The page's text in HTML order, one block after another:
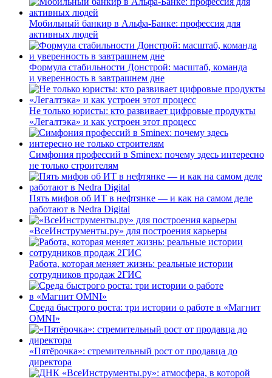
Мобильный банкир в Альфа-Банке: профессия для
активных людей
Формула стабильности Донстрой: масштаб, команда
и уверенность в завтрашнем дне
Не только юристы: кто развивает цифровые продукты
«Легалтэка» и как устроен этот процесс
Симфония профессий в Sminex: почему здесь интересно
не только строителям
Пять мифов об ИТ в нефтянке — и как на самом деле
работают в Nedra Digital
«ВсеИнструменты.ру» для построения карьеры
Работа, которая меняет жизнь: реальные истории
сотрудников продаж 2ГИС
Среда быстрого роста: три истории о работе в «Магнит
OMNI»
«Пятёрочка»: стремительный рост от продавца до
директора